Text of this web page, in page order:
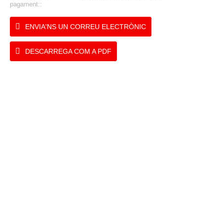
pagament::
ENVIA'NS UN CORREU ELECTRÒNIC
DESCARREGA COM A PDF